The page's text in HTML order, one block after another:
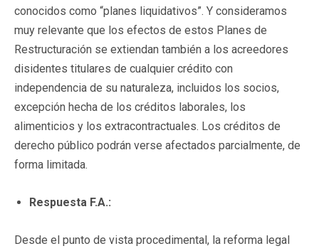
conocidos como “planes liquidativos”. Y consideramos
muy relevante que los efectos de estos Planes de
Restructuración se extiendan también a los acreedores
disidentes titulares de cualquier crédito con
independencia de su naturaleza, incluidos los socios,
excepción hecha de los créditos laborales, los
alimenticios y los extracontractuales. Los créditos de
derecho público podrán verse afectados parcialmente, de
forma limitada.
Respuesta F.A.:
Desde el punto de vista procedimental, la reforma legal